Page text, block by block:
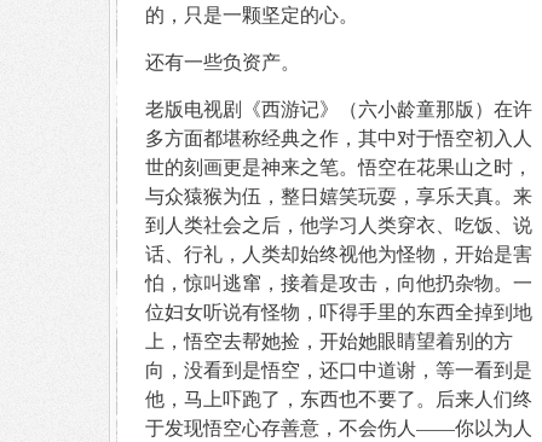
的，只是一颗坚定的心。
还有一些负资产。
老版电视剧《西游记》（六小龄童那版）在许
多方面都堪称经典之作，其中对于悟空初入人
世的刻画更是神来之笔。悟空在花果山之时，
与众猿猴为伍，整日嬉笑玩耍，享乐天真。来
到人类社会之后，他学习人类穿衣、吃饭、说
话、行礼，人类却始终视他为怪物，开始是害
怕，惊叫逃窜，接着是攻击，向他扔杂物。一
位妇女听说有怪物，吓得手里的东西全掉到地
上，悟空去帮她捡，开始她眼睛望着别的方
向，没看到是悟空，还口中道谢，等一看到是
他，马上吓跑了，东西也不要了。后来人们终
于发现悟空心存善意，不会伤人——你以为人